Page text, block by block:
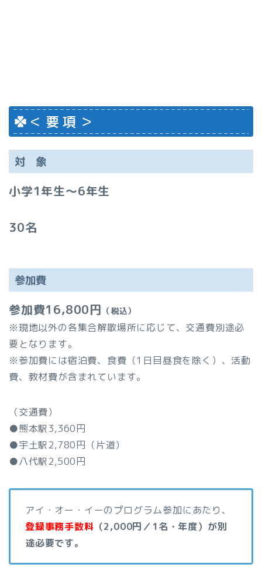
＜ 要 項 ＞
対 象
小学1年生～6年生
30名
参加費
参加費16,800円 （税込）
※現地以外の各集合解散場所に応じて、交通費別途必
要となります。
※参加費には宿泊費、食費（1日目昼食を除く）、活動
費、教材費が含まれています。
（交通費）
●熊本駅3,360円
●宇土駅2,780円（片道）
●八代駅2,500円
アイ・オー・イーのプログラム参加にあたり、
登録事務手数料 （2,000円／1名・年度）が別
途必要です。